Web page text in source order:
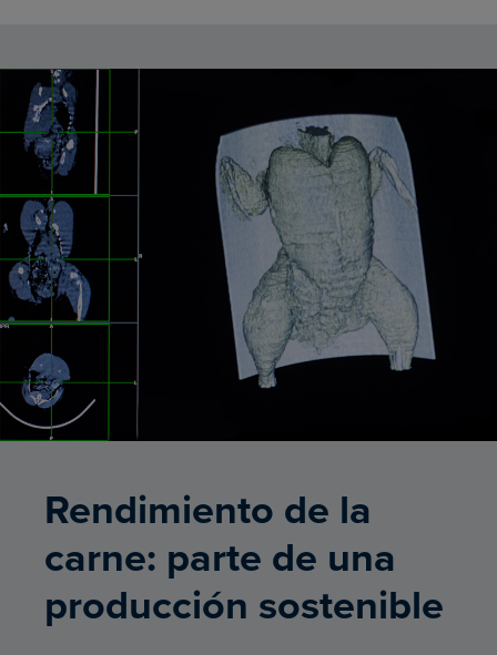
Rendimiento de la
carne: parte de una
producción sostenible